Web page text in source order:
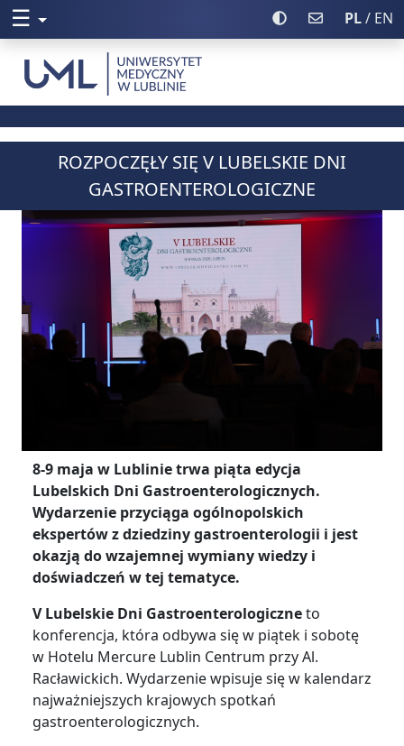
PL/ EN
Poczta UML
Włącz wysoki
☰ Rozwiń menu
Uniwersytet Medyczny w Lublinie
ROZPOCZĘŁY SIĘ V LUBELSKIE DNI
GASTROENTEROLOGICZNE
8-9 maja w Lublinie trwa piąta edycja
Lubelskich Dni Gastroenterologicznych.
Wydarzenie przyciąga ogólnopolskich
ekspertów z dziedziny gastroenterologii i jest
okazją do wzajemnej wymiany wiedzy i
doświadczeń w tej tematyce.
V Lubelskie Dni Gastroenterologiczneto
konferencja, która odbywa się w piątek i sobotę
w Hotelu Mercure Lublin Centrum przy Al.
Racławickich. Wydarzenie wpisuje się w kalendarz
najważniejszych krajowych spotkań
gastroenterologicznych.